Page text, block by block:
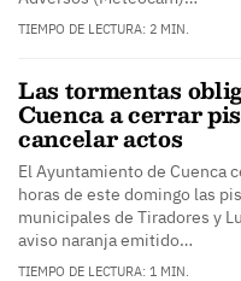
TIEMPO DE LECTURA: 2 MIN.
Las tormentas
Cuenca a cerrar
cancelar actos
El Ayuntamiento de Cuenca
horas de este domingo las
municipales de Tiradores y
aviso naranja emitido…
TIEMPO DE LECTURA: 1 MIN.